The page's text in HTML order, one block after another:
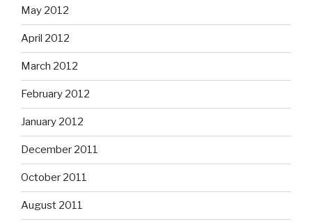
May 2012
April 2012
March 2012
February 2012
January 2012
December 2011
October 2011
August 2011